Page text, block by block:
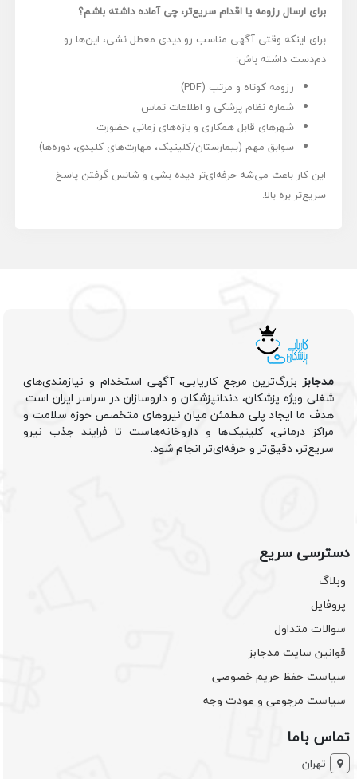
برای ارسال رزومه یا اقدام سریع‌تر، چی آماده داشته باشم؟
برای اینکه وقتی آگهی مناسب رو دیدی معطل نشی، این‌ها رو
دم‌دست داشته باش:
رزومه کوتاه و مرتب (PDF)
شماره نظام پزشکی و اطلاعات تماس
شهرهای قابل همکاری و بازه‌های زمانی حضورت
سوابق مهم (بیمارستان/کلینیک، مهارت‌های کلیدی، دوره‌ها)
این کار باعث می‌شه حرفه‌ای‌تر دیده بشی و شانس گرفتن پاسخ
سریع‌تر بره بالا.
مدجابزبزرگ‌ترین مرجع کاریابی، آگهی استخدام و نیازمندی‌های
شغلی ویژه پزشکان، دندانپزشکان و داروسازان در سراسر ایران است.
هدف ما ایجاد پلی مطمئن میان نیروهای متخصص حوزه سلامت و
مراکز درمانی، کلینیک‌ها و داروخانه‌هاست تا فرایند جذب نیرو
سریع‌تر، دقیق‌تر و حرفه‌ای‌تر انجام شود.
دسترسی سریع
وبلاگ
پروفایل
سوالات متداول
قوانین سایت مدجابز
سیاست حفظ حریم خصوصی
سیاست مرجوعی و عودت وجه
تماس باما
تهران